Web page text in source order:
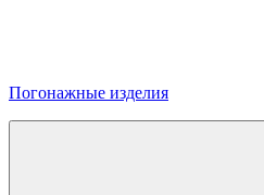
Погонажные изделия